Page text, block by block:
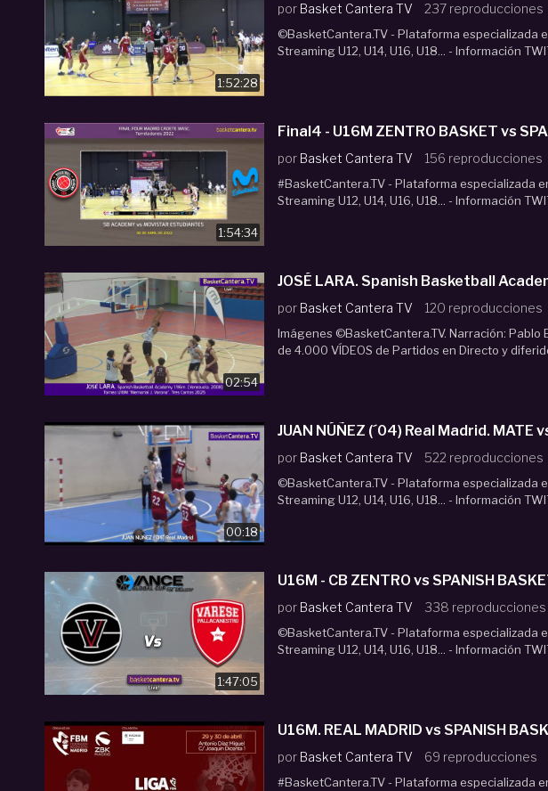
1:52:28
por Basket Cantera TV 237 reproducciones
©BasketCantera.TV - Plataforma especializada
Streaming U12, U14, U16, U18... - Información
1:54:34
Final4 - U16M ZENTRO
por Basket Cantera TV 156 reproducciones
#BasketCantera.TV - Plataforma especializada
Streaming U12, U14, U16, U18... - Información
02:54
JOSÉ LARA. Spanish Basketball
por Basket Cantera TV 120 reproducciones
Imágenes ©BasketCantera.TV. Narración: Pablo
de 4.000 VÍDEOS de Partidos en Directo y
00:18
JUAN NÚÑEZ (´04) Real Madrid.
por Basket Cantera TV 522 reproducciones
©BasketCantera.TV - Plataforma especializada
Streaming U12, U14, U16, U18... - Información
1:47:05
por Basket Cantera TV 338 reproducciones
©BasketCantera.TV - Plataforma especializada
Streaming U12, U14, U16, U18... - Información
U16M. REAL MADRID vs
por Basket Cantera TV 69 reproducciones
#BasketCantera.TV - Plataforma especializada